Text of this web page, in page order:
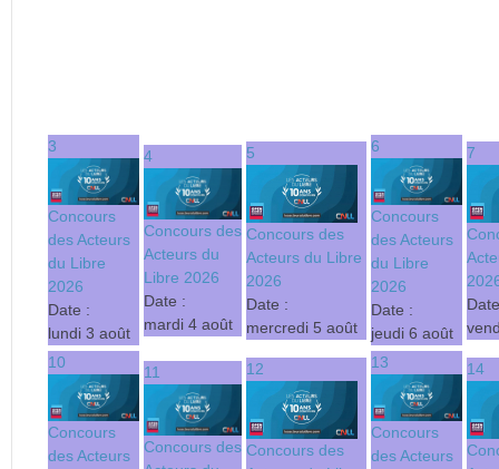
3
Concours
des Acteurs
du Libre
2026
Date :
lundi 3 août
4
Concours des
Acteurs du
Libre 2026
Date :
mardi 4 août
5
Concours des
Acteurs du Libre
2026
Date :
mercredi 5 août
6
Concours
des Acteurs
du Libre
2026
Date :
jeudi 6 août
7
10
Concours
des Acteurs
11
Concours des
12
Concours des
13
Concours
des Acteurs
14